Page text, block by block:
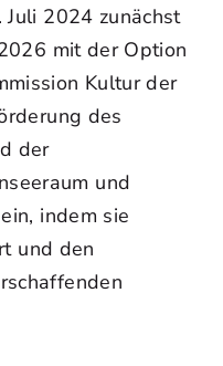
Juli 2024 zunächst
mit der Option
Kultur der
des
der
und
indem sie
und den